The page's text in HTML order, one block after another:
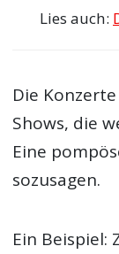
Lies auch:
Die
Shows, die
Eine
sozusagen.
Ein Beispiel: